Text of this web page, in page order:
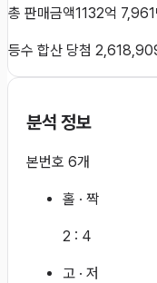
총 판매금액1132억 7,961
등수 합산 당첨
분석 정보
본번호 6개
홀 · 짝
2 : 4
고 · 저